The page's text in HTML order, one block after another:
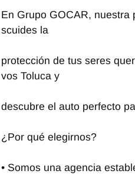
En Grupo GOCAR, nuestra
scuides la
protección de tus seres
vos Toluca y
descubre el auto perfecto
¿Por qué elegirnos?
• Somos una agencia